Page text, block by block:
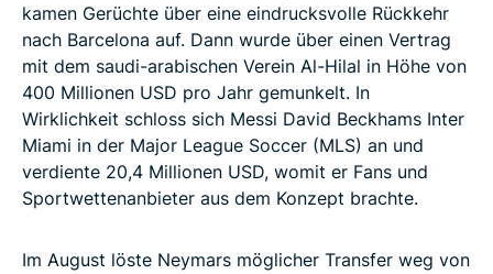
kamen Gerüchte über eine eindrucksvolle Rückkehr
nach Barcelona auf. Dann wurde über einen Vertrag
mit dem saudi-arabischen Verein Al-Hilal in Höhe von
400 Millionen USD pro Jahr gemunkelt. In
Wirklichkeit schloss sich Messi David Beckhams Inter
Miami in der Major League Soccer (MLS) an und
verdiente 20,4 Millionen USD, womit er Fans und
Sportwettenanbieter aus dem Konzept brachte.
Im August löste Neymars möglicher Transfer weg von